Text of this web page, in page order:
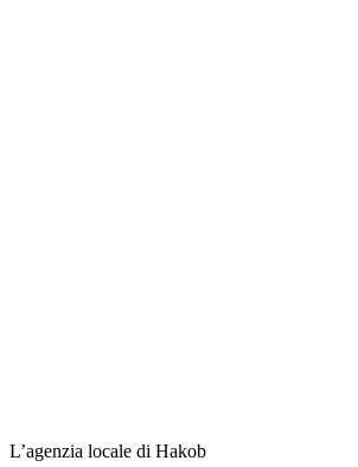
L’agenzia locale di Hakob